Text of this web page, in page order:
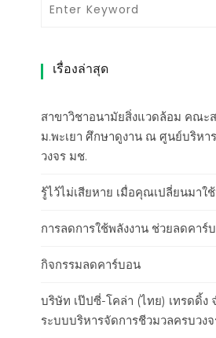
เรื่องล่าสุด
สาขาวิชาอนามัยสิ่งแวดล้อม คณะ
ม.พะเยา ศึกษาดูงาน ณ ศูนย์บริหา
วงจร มช.
รู้ไว้ไม่เสียหาย เมื่อคุณเปลี่ยนมาใ
การลดการใช้พลังงาน ช่วยลดคาร์
กิจกรรมลดคาร์บอน
บริษัท เป๊ปซี่-โคล่า (ไทย) เทรดดิ้ง
ระบบบริหารจัดการชีวมวลครบวงจ